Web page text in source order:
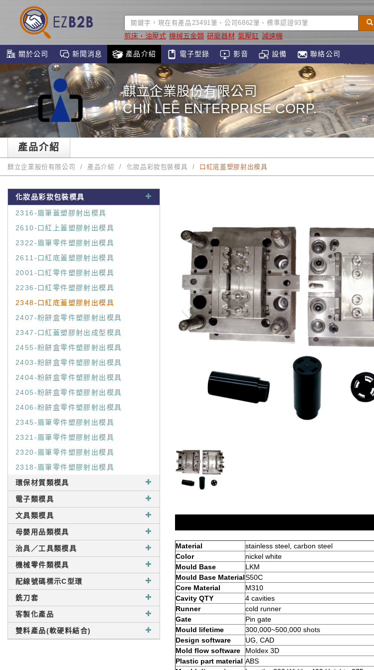
剪床，油壓式 機械五金類 研磨器材 氣壓缸 減速機
關於公司 新聞消息 產品介紹 電子型錄 影音 設備 聯絡公司
麒立企業股份有限公司
CHII LEE ENTERPRISE CORP.
產品介紹
麒立企業股份有限公司 產品介紹 化妝品彩妝包裝模具 口紅底蓋塑膠射出模具
化妝品彩妝包裝模具
2316-眉筆蓋塑膠射出模具
2610-口紅上蓋塑膠射出模具
2322-眉筆零件塑膠射出模具
2611-口紅底蓋塑膠射出模具
2001-口紅零件塑膠射出模具
2236-口紅零件塑膠射出模具
2348-口紅底蓋塑膠射出模具
2407-粉餅盒零件塑膠射出模具
2347-口紅蓋塑膠射出成型模具
2455-粉餅盒零件塑膠射出模具
2403-粉餅盒零件塑膠射出模具
2404-粉餅盒零件塑膠射出模具
2405-粉餅盒零件塑膠射出模具
2406-粉餅盒零件塑膠射出模具
2345-眉筆零件塑膠射出模具
2321-眉筆零件塑膠射出模具
2320-眉筆零件塑膠射出模具
2318-眉筆零件塑膠射出模具
環保材質類模具
電子類模具
文具類模具
母嬰用品類模具
治具／工具類模具
機械零件類模具
配線號碼標示C型環
銑刀套
客製化產品
雙料產品(軟硬料結合)
Material
stainless steel, carbon steel
Color
nickel white
Mould Base
LKM
Mould Base MaterialS50C
Core Material
M310
Cavity QTY
4 cavities
Runner
cold runner
Gate
Pin gate
Mould lifetime
300,000~500,000 shots
Design software
UG, CAD
Mold flow software
Moldex 3D
Plastic part material ABS